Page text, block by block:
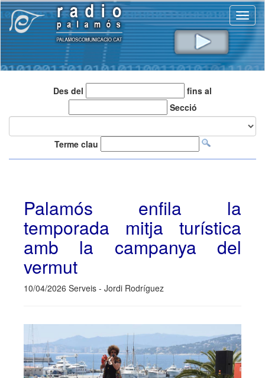
Des del
fins al
Secció
Terme clau
Palamós enfila la
temporada mitja turística
amb la campanya del
vermut
10/04/2026 Serveis - Jordi Rodríguez